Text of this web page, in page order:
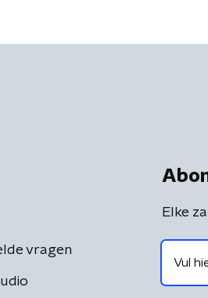
vragen
Elke